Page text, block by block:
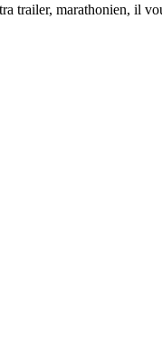
marathonien, il